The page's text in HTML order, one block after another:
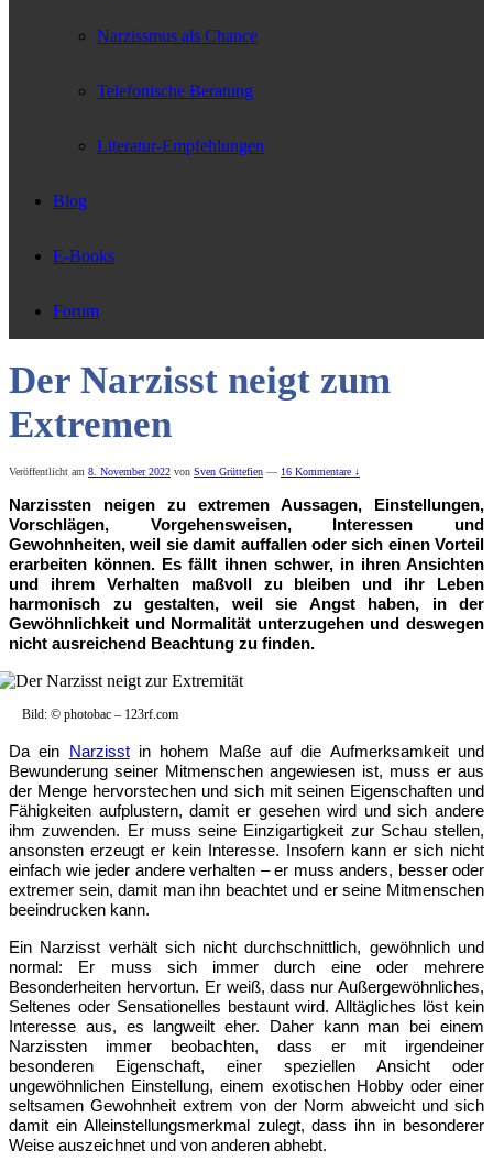
Narzissmus als Chance
Telefonische Beratung
Literatur-Empfehlungen
Blog
E-Books
Forum
Der Narzisst neigt zum
Extremen
Veröffentlicht am 8. November 2022 von Sven Grüttefien — 16 Kommentare ↓
Narzissten neigen zu extremen Aussagen, Einstellungen,
Vorschlägen, Vorgehensweisen, Interessen und
Gewohnheiten, weil sie damit auffallen oder sich einen Vorteil
erarbeiten können. Es fällt ihnen schwer, in ihren Ansichten
und ihrem Verhalten maßvoll zu bleiben und ihr Leben
harmonisch zu gestalten, weil sie Angst haben, in der
Gewöhnlichkeit und Normalität unterzugehen und deswegen
nicht ausreichend Beachtung zu finden.
Bild: © photobac – 123rf.com
Da ein Narzisstin hohem Maße auf die Aufmerksamkeit und
Bewunderung seiner Mitmenschen angewiesen ist, muss er aus
der Menge hervorstechen und sich mit seinen Eigenschaften und
Fähigkeiten aufplustern, damit er gesehen wird und sich andere
ihm zuwenden. Er muss seine Einzigartigkeit zur Schau stellen,
ansonsten erzeugt er kein Interesse. Insofern kann er sich nicht
einfach wie jeder andere verhalten – er muss anders, besser oder
extremer sein, damit man ihn beachtet und er seine Mitmenschen
beeindrucken kann.
Ein Narzisst verhält sich nicht durchschnittlich, gewöhnlich und
normal: Er muss sich immer durch eine oder mehrere
Besonderheiten hervortun. Er weiß, dass nur Außergewöhnliches,
Seltenes oder Sensationelles bestaunt wird. Alltägliches löst kein
Interesse aus, es langweilt eher. Daher kann man bei einem
Narzissten immer beobachten, dass er mit irgendeiner
besonderen Eigenschaft, einer speziellen Ansicht oder
ungewöhnlichen Einstellung, einem exotischen Hobby oder einer
seltsamen Gewohnheit extrem von der Norm abweicht und sich
damit ein Alleinstellungsmerkmal zulegt, dass ihn in besonderer
Weise auszeichnet und von anderen abhebt.